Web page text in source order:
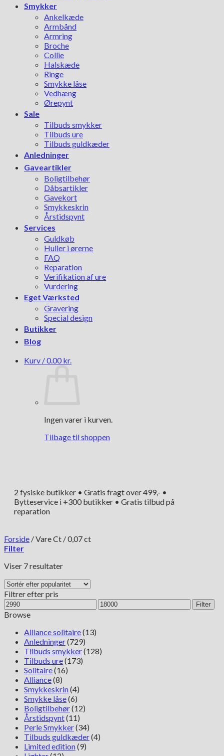
Smykker
Ankelkæde
Armbånd
Armring
Broche
Collie
Halskæde
Ringe
Smykke låse
Vedhæng
Ørepynt
Sale
Tilbuds smykker
Tilbuds ure
Tilbuds guldkæder
Anledninger
Gaveartikler
Boligtilbehør
Dåbsartikler
Gavekort
Smykkeskrin
Årstidspynt
Services
Guldkøb
Huller i ørerne
FAQ
Reparation
Verifikation af ure
Vurdering
Eget Værksted
Gravering
Special design
Butikker
Blog
Kurv /0.00 kr.
Ingen varer i kurven.
Tilbage til shoppen
2 fysiske butikker • Gratis fragt over 499,- •
Bytteservice i +300 butikker • Gratis tilbud på
reparation
Forside /Vare Ct /0,07 ct
Filter
Viser 7 resultaterSorteret
popularitet
Filtrer efter pris
Mindste
pris
Højeste
pris
Filter
Browse
Alliance solitaire(13)
Anledninger(729)
Tilbuds smykker(128)
Tilbuds ure(173)
Solitaire(16)
Alliance(8)
Smykkeskrin(4)
Smykke låse(6)
Boligtilbehør(12)
Årstidspynt(11)
Perle Smykker(34)
Tilbuds guldkæder(4)
Limited edition(9)